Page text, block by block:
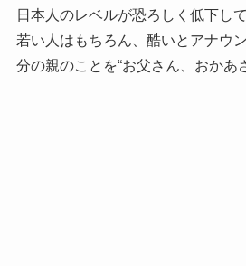
日本人のレベルが恐ろしく低下し
若い人はもちろん、酷いとアナウ
分の親のことを“お父さん、おかあ